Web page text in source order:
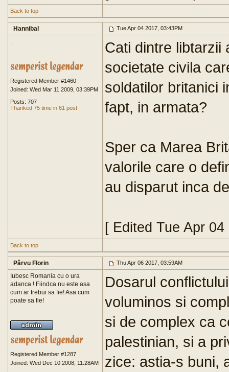
Back to top
Hannibal Tue Apr 04 2017, 03:43PM
.
Registered Member #1460
Joined: Wed Mar 11 2009, 03:39PM
Posts: 707
Thanked 75 time in 61 post
Cati dintre libtarzii
societate civila
soldatilor britanici
fapt, in armata?
Sper ca Marea
valorile care o
au disparut inca
[ Edited Tue Apr
Back to top
Pârvu Florin Thu Apr 06 2017, 03:59AM
Iubesc Romania cu o ura
adanca ! Fiindca nu este asa
cum ar trebui sa fie! Asa cum
poate sa fie!
Registered Member #1287
Joined: Wed Dec 10 2008, 11:28AM
Dosarul
voluminos si
si de complex ca
palestinian, si a
zice: astia-s buni,